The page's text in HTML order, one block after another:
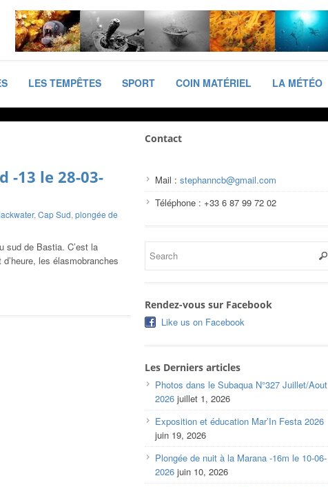
LES TEMPÊTES SPORT COIN MATÉRIEL LA MÉTÉO
-13 le 28-03-
, Cap Sud, plongée de
sud de Bastia. C’est la
les élasmobranches
Contact
Mail : stephanncb@gmail.com
Téléphone : +33 6 87 99 72 02
Rendez-vous sur Facebook
Like us on Facebook
Les Derniers articles
Photos dans le Subaqua N°327 Juillet/Aout
2026 juillet 1, 2026
Exposition et éducation Mar’In Festa 2026
juin 19, 2026
Plongée de nuit à la Marana -16m le 10-06-
2026 juin 10, 2026